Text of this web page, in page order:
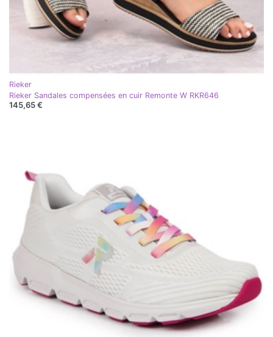
Rieker
Rieker Sandales compensées en cuir Remonte W RKR646
145,65 €